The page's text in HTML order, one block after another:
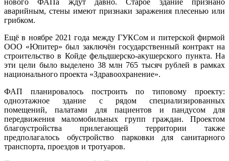
аварийным, стены имеют признаки заражения плесенью или
грибком.
Ещё в ноябре 2021 года между ГУКСом и питерской фирмой
ООО «Юпитер» был заключён государственный контракт на
строительство в Койде фельдшерско-акушерского пункта. На
эти цели было выделено 38 млн 765 тысяч рублей в рамках
национального проекта «Здравоохранение».
ФАП планировалось построить по типовому проекту:
одноэтажное здание с рядом специализированных
помещений, палатами для пациентов и пандусом для
передвижения маломобильных групп граждан. Проектом
благоустройства прилегающей территории также
предполагалось обустройство парковки для санитарного
транспорта, проездов и тротуаров.